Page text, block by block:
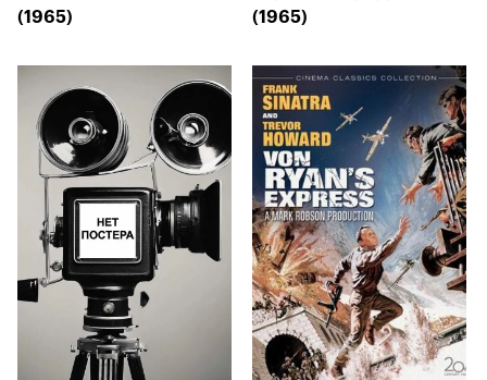
(1965)
(1965)